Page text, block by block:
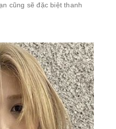
cũng sẽ đặc biệt thanh